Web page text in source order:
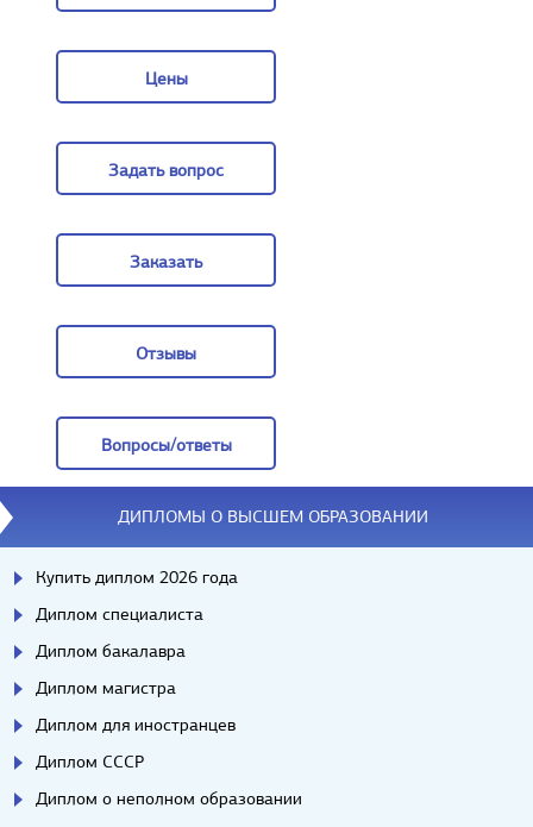
Цены
Задать вопрос
Заказать
Отзывы
Вопросы/ответы
Вопросы/ответы
ДИПЛОМЫ О ВЫСШЕМ ОБРАЗОВАНИИ
Купить диплом 2026 года
Диплом специалиста
Диплом бакалавра
Диплом магистра
Диплом для иностранцев
Диплом СССР
Диплом о неполном образовании